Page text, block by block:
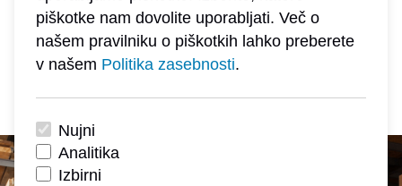
piškotke nam dovolite uporabljati. Več o
našem pravilniku o piškotkih lahko preberete
v našem Politika zasebnosti.
Nujni
Analitika
Izbirni
Pozabljeno geslo?